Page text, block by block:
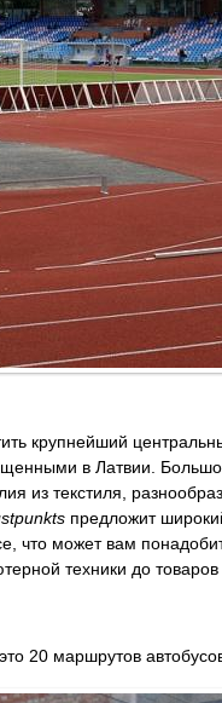
крупнейший
в Латвии.
из текстиля,
предложит
что может вам
техники до
20 маршрутов